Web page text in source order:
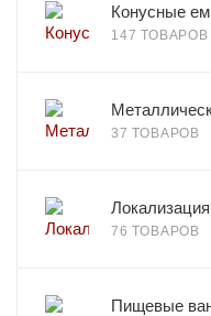
Конусные
147 ТОВАРОВ
37 ТОВАРОВ
76 ТОВАРОВ
Пищевые